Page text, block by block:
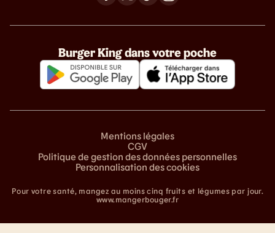
Burger King dans votre poche
Mentions légales
CGV
Politique de gestion des données personnelles
Personnalisation des cookies
Pour votre santé, mangez au moins cinq fruits et légumes par jour.
www.mangerbouger.fr